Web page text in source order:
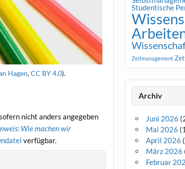
Hagen,CC BY 4.0).
nicht anders angegeben
Wie machen wir
verfügbar.
Studentische
Zeitmanagement
Archiv
Juni 2026
Mai 2026
April 2026
März 2026
Februar